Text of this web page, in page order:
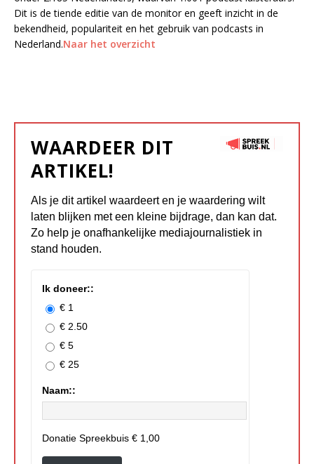
Dit is de tiende editie van de monitor en geeft inzicht in de
bekendheid, populariteit en het gebruik van podcasts in
Nederland.Naar het overzicht
WAARDEER DIT
ARTIKEL!
Als je dit artikel waardeert en je waardering wilt
laten blijken met een kleine bijdrage, dan kan dat.
Zo help je onafhankelijke mediajournalistiek in
stand houden.
Ik doneer::
€ 1
€ 2.50
€ 5
€ 25
Naam::
Donatie Spreekbuis € 1,00